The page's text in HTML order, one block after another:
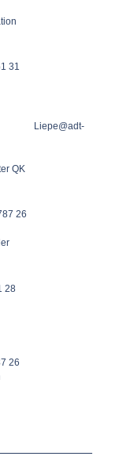
31
Liepe@adt-
QK
26
28
26